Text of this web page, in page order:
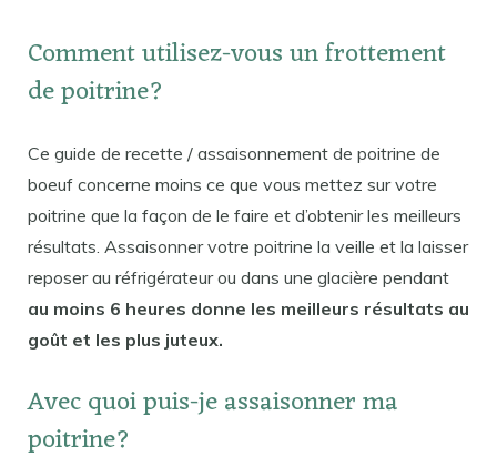
Comment utilisez-vous un frottement
de poitrine?
Ce guide de recette / assaisonnement de poitrine de
boeuf concerne moins ce que vous mettez sur votre
poitrine que la façon de le faire et d’obtenir les meilleurs
résultats. Assaisonner votre poitrine la veille et la laisser
reposer au réfrigérateur ou dans une glacière pendant
au moins 6 heures donne les meilleurs résultats au
goût et les plus juteux.
Avec quoi puis-je assaisonner ma
poitrine?